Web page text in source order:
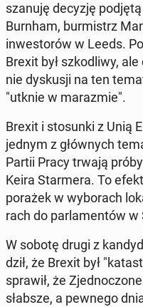
szanuję decyzję
Burnham, bur­mistrz
in­we­sto­rów w Leeds.
Brexit był szko­dli­wy,
nie dys­ku­sji na ten
"utknie w ma­ra­zmie".
Brexit i sto­sun­ki z Unią
jednym z głów­nych
Partii Pracy trwają
Keira Star­me­ra. To
porażek w wy­bo­rach
rach do par­la­men­tów w
W sobotę drugi z
dził, że Brexit był
sprawił, że
słabsze, a pewnego